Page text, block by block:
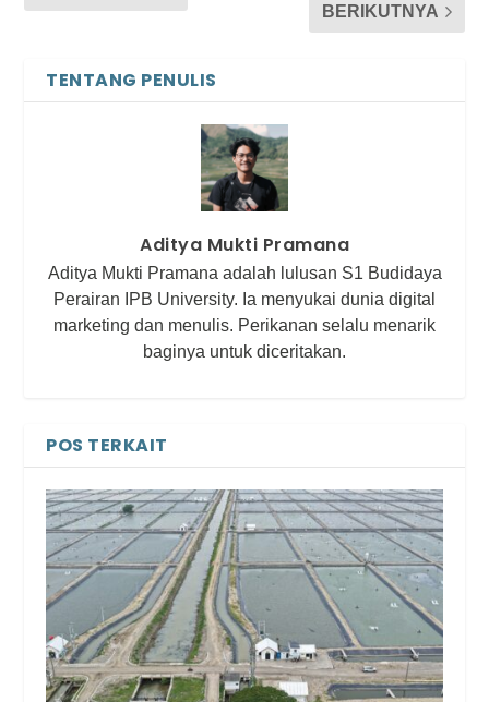
BERIKUTNYA
TENTANG PENULIS
Aditya Mukti Pramana
Aditya Mukti Pramana adalah lulusan S1 Budidaya
Perairan IPB University. Ia menyukai dunia digital
marketing dan menulis. Perikanan selalu menarik
baginya untuk diceritakan.
POS TERKAIT